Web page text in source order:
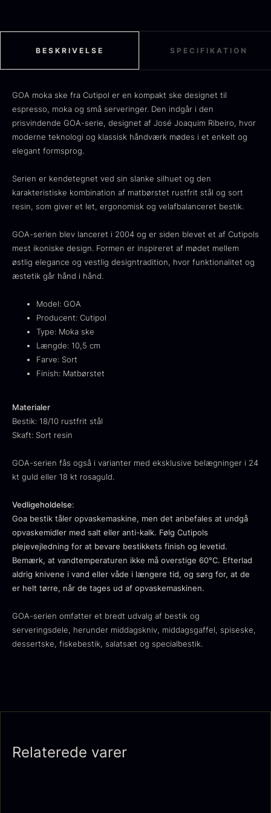
Tørret Jumbo Morkler
Fra
På lager
Sort sommertrøffel
TILBUD
Oscietra - Dieckmann &
224,00 kr.
Original
224,00
106,25
På lager
Frossen foie gras - Deveined
Kokoko langt kul
Fra380,00 kr.
Oscietra - LE CAVIAR
Gaveæske til skeer inkl.
caviar dåseåbner
Ørredrogn
Fra100,00 kr.
anti-kalk. Følg Cutipols plejevejledning for at
bevare bestikkets finish og levetid.
Bemærk, at vandtemperaturen ikke må
eller våde i længere tid, og sørg for, at de er
helt tørre, når de tages ud af opvaskemaskinen.
GOA-serien omfatter et bredt udvalg af bestik
og serveringsdele, herunder middagskniv,
salatsæt og specialbestik.
BESKRIVELSE SPECIFIKATION
GOA moka ske fra Cutipol er en kompakt ske designet til
espresso, moka og små serveringer. Den indgår i den
prisvindende GOA-serie, designet af José Joaquim Ribeiro, hvor
moderne teknologi og klassisk håndværk mødes i et enkelt og
elegant formsprog.
Serien er kendetegnet ved sin slanke silhuet og den
karakteristiske kombination af matbørstet rustfrit stål og sort
resin, som giver et let, ergonomisk og velafbalanceret bestik.
GOA-serien blev lanceret i 2004 og er siden blevet et af Cutipols
mest ikoniske design. Formen er inspireret af mødet mellem
østlig elegance og vestlig designtradition, hvor funktionalitet og
æstetik går hånd i hånd.
Model: GOA
Producent: Cutipol
Type: Moka ske
Længde: 10,5 cm
Farve: Sort
Finish: Matbørstet
Materialer
Bestik: 18/10 rustfrit stål
Skaft: Sort resin
GOA-serien fås også i varianter med eksklusive belægninger i 24
kt guld eller 18 kt rosaguld.
Vedligeholdelse:
Goa bestik tåler opvaskemaskine, men det anbefales at undgå
opvaskemidler med salt eller anti-kalk. Følg Cutipols
plejevejledning for at bevare bestikkets finish og levetid.
Bemærk, at vandtemperaturen ikke må overstige 60°C. Efterlad
aldrig knivene i vand eller våde i længere tid, og sørg for, at de
er helt tørre, når de tages ud af opvaskemaskinen.
GOA-serien omfatter et bredt udvalg af bestik og
serveringsdele, herunder middagskniv, middagsgaffel, spiseske,
dessertske, fiskebestik, salatsæt og specialbestik.
Relaterede varer